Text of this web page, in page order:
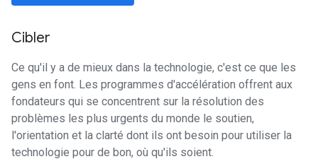
Cibler
Ce qu'il y a de mieux dans la technologie, c'est ce que les
gens en font. Les programmes d'accélération offrent aux
fondateurs qui se concentrent sur la résolution des
problèmes les plus urgents du monde le soutien,
l'orientation et la clarté dont ils ont besoin pour utiliser la
technologie pour de bon, où qu'ils soient.